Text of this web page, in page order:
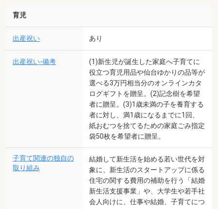
育児
出産祝い あり
出産祝い-備考
(1)新生児が誕生した家庭へ子育てに
役立つ育児用品や仙台ゆかりの品等が
選べる3万円相当分のオンラインカタ
ログギフトを贈呈。(2)記念樹を希望
者に贈呈。(3)1歳未満の子を養育する
者に対し、満1歳になるまでに1回、
紙おむつを捨てるための家庭ごみ指定
袋50枚を希望者に贈呈。
子育て関連の独自の
取り組み
結婚して新生活を始める若い世代を対
象に、新生活のスタートアップに係る
住宅の関する費用の補助を行う「結婚
新生活支援事業」や、大学生や若手社
会人向けに、仕事や結婚、子育てにつ